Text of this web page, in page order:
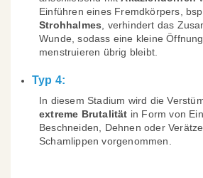
Einführen eines Fremdkörpers,
Strohhalmes , verhindert das
Wunde, sodass eine kleine
menstruieren übrig bleibt.
Typ 4:
In diesem Stadium wird die
extreme Brutalität in Form von
Beschneiden, Dehnen oder
Schamlippen vorgenommen.